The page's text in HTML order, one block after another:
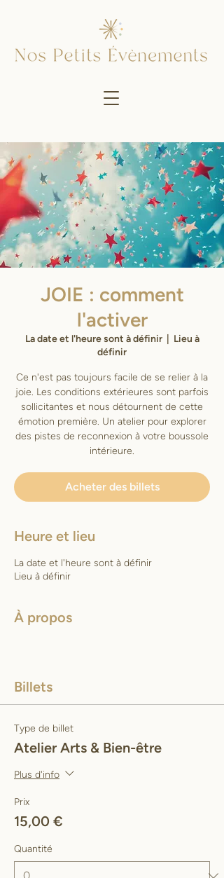
JOIE : comment
l'activer
La date et l'heure sont à définir
  |
Lieu à
définir
Ce n'est pas toujours facile de se relier à la
joie. Les conditions extérieures sont parfois
sollicitantes et nous détournent de cette
émotion première. Un atelier pour explorer
des pistes de reconnexion à votre boussole
intérieure.
Acheter des billets
Heure et lieu
La date et l'heure sont à définir
Lieu à définir
À propos
Billets
Type de billet
Atelier Arts & Bien-être
Plus d'info
Prix
15,00 €
Quantité